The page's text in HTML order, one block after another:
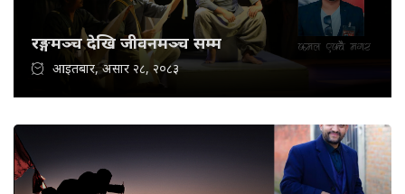
रङ्गमञ्च देखि जीवनमञ्च सम्म
आइतबार, असार २८, २०८३